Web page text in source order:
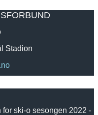
Stadion
ski-o sesongen 2022 -